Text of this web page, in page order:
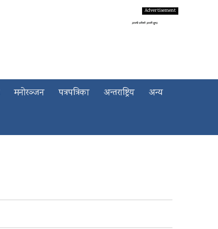
मनोरञ्जन पत्रपत्रिका अन्तराष्ट्रिय अन्य